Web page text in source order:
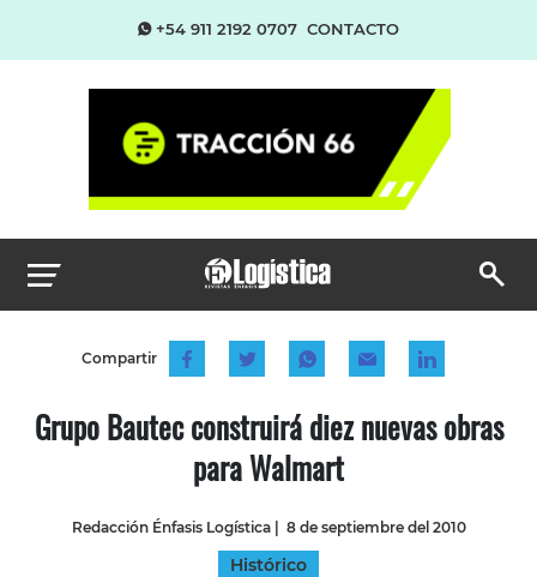
+54 911 2192 0707 CONTACTO
Compartir
Grupo Bautec construirá diez nuevas obras
para Walmart
Redacción Énfasis Logística| 8 de septiembre del 2010
Histórico